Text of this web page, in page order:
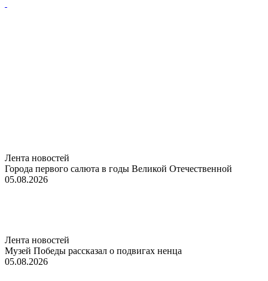
Лента новостей
Города первого салюта в годы Великой Отечественной
05.08.2026
Лента новостей
Музей Победы рассказал о подвигах ненца
05.08.2026